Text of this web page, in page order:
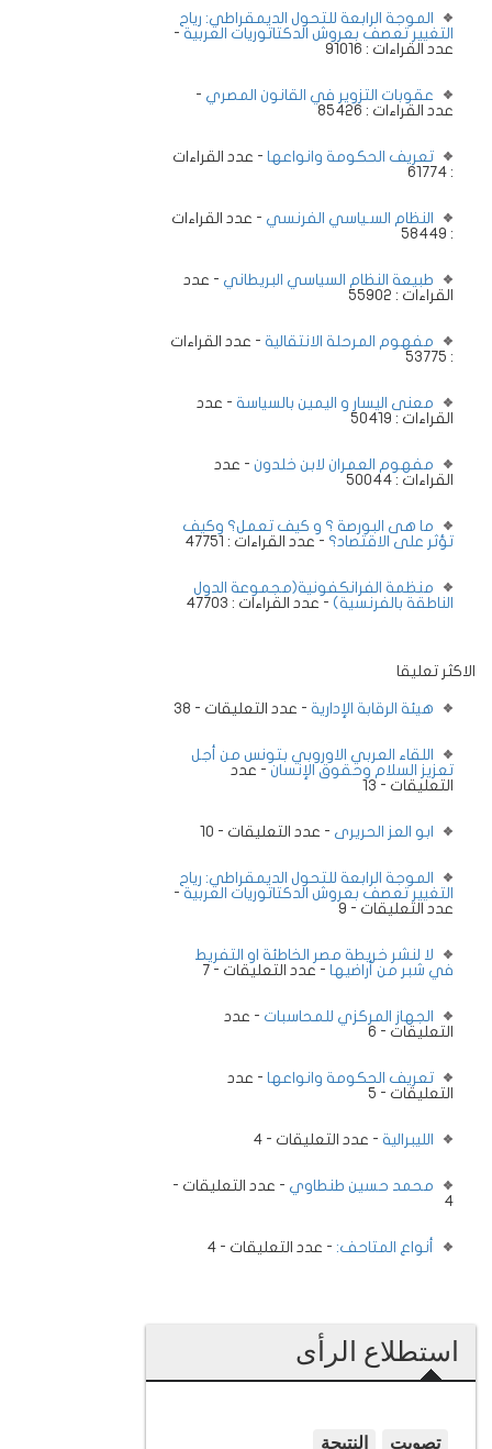
الموجة الرابعة للتحول الديمقراطي: رياح
التغيير تعصف بعروش الدكتاتوريات العربية -
عدد القراءات : 91016
عقوبات التزوير في القانون المصري -
عدد القراءات : 85426
تعريف الحكومة وانواعها - عدد القراءات
: 61774
النظام السـياسي الفرنسي - عدد القراءات
: 58449
طبيعة النظام السياسي البريطاني - عدد
القراءات : 55902
مفهوم المرحلة الانتقالية - عدد القراءات
: 53775
معنى اليسار و اليمين بالسياسة - عدد
القراءات : 50419
مفهوم العمران لابن خلدون - عدد
القراءات : 50044
ما هى البورصة ؟ و كيف تعمل؟ وكيف
تؤثر على الاقتصاد؟ - عدد القراءات : 47751
منظمة الفرانكفونية(مجموعة الدول
الناطقة بالفرنسية) - عدد القراءات : 47703
الاكثر تعليقا
هيئة الرقابة الإدارية - عدد التعليقات - 38
اللقاء العربي الاوروبي بتونس من أجل
تعزيز السلام وحقوق الإنسان - عدد
التعليقات - 13
ابو العز الحريرى - عدد التعليقات - 10
الموجة الرابعة للتحول الديمقراطي: رياح
التغيير تعصف بعروش الدكتاتوريات العربية -
عدد التعليقات - 9
لا لنشر خريطة مصر الخاطئة او التفريط
في شبر من أراضيها - عدد التعليقات - 7
الجهاز المركزي للمحاسبات - عدد
التعليقات - 6
تعريف الحكومة وانواعها - عدد
التعليقات - 5
الليبرالية - عدد التعليقات - 4
محمد حسين طنطاوي - عدد التعليقات -
4
أنواع المتاحف: - عدد التعليقات - 4
استطلاع الرأى